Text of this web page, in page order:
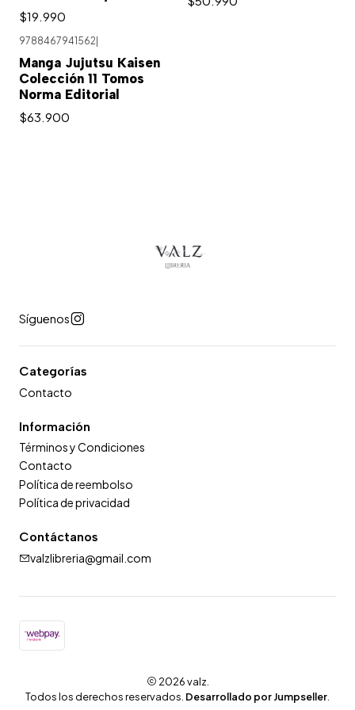
$19.990
9788467941562
Manga Jujutsu Kaisen
Colección 11 Tomos
Norma Editorial
$63.900
Síguenos
Categorías
Contacto
Información
Términos y Condiciones
Contacto
Política de reembolso
Política de privacidad
Contáctanos
valzlibreria@gmail.com
2026 valz.
Todos los derechos reservados. Desarrollado por Jumpseller